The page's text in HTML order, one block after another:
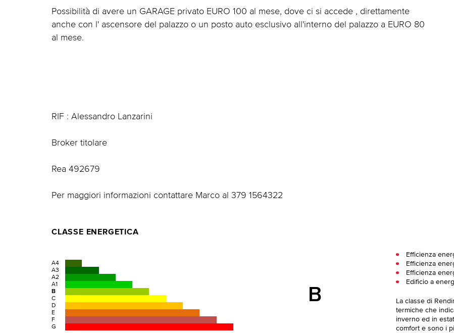
Possibilità di avere un GARAGE privato EURO 100 al mese, dove ci si accede , direttamente
anche con l' ascensore del palazzo o un posto auto esclusivo all'interno del palazzo a EURO 80
al mese.
RIF : Alessandro Lanzarini
Broker titolare
Rea 492679
Per maggiori informazioni contattare Marco al 379 1564322
CLASSE ENERGETICA
A4
A3
A2
A1
B
C
D
E
F
G
B
Efficienza
Efficienza
Efficienza
Edificio a
La classe di
termiche che
inverno ed in
comfort e sono i